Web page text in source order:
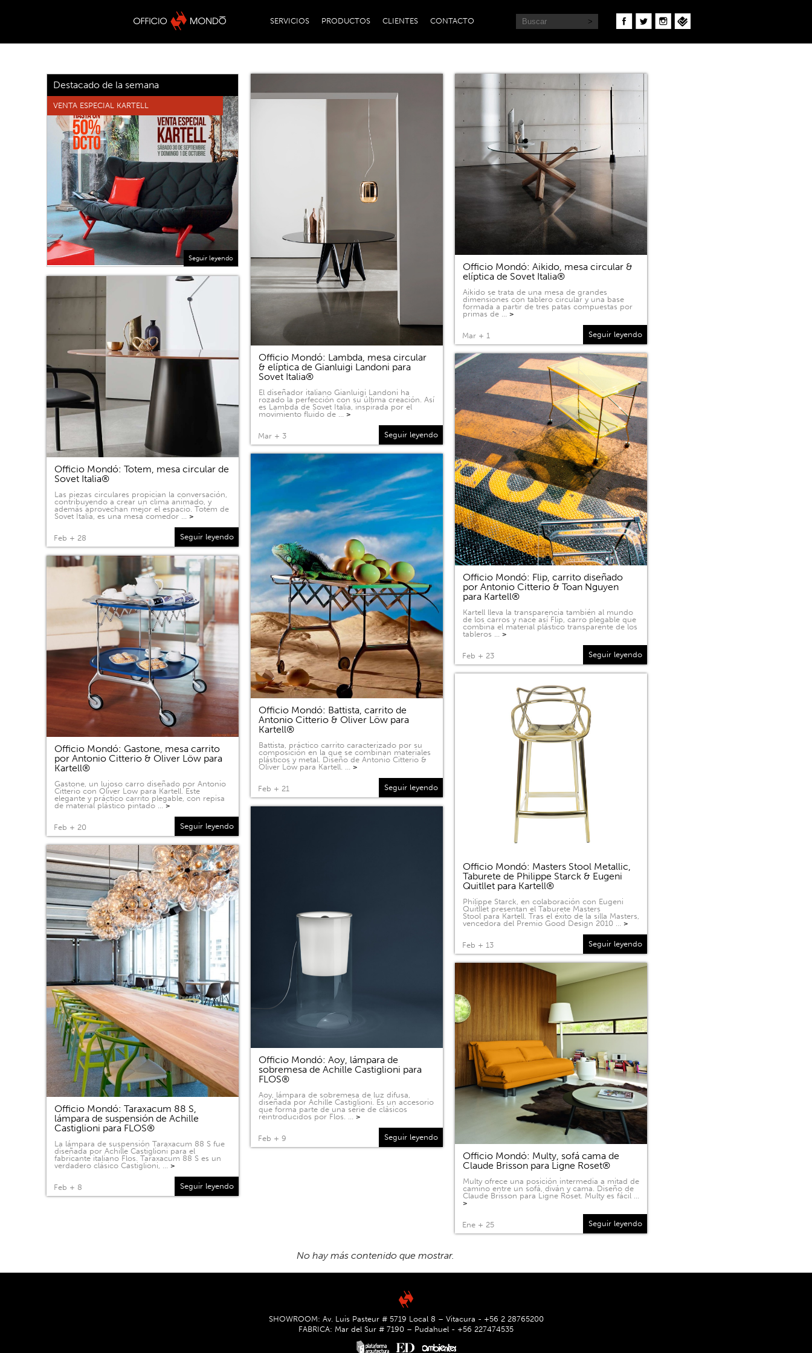
SERVICIOS PRODUCTOS CLIENTES CONTACTO
Destacado de la semana
VENTA ESPECIAL KARTELL
Seguir leyendo
Officio Mondó: Lambda, mesa circular
& elíptica de Gianluigi Landoni para
Sovet Italia®
El diseñador italiano Gianluigi Landoni ha
rozado la perfección con su última creación. Así
es Lambda de Sovet Italia, inspirada por el
movimiento fluido de … >
Mar + 3 Seguir leyendo
Officio Mondó: Aikido, mesa circular &
elíptica de Sovet Italia®
Aikido se trata de una mesa de grandes
dimensiones con tablero circular y una base
formada a partir de tres patas compuestas por
primas de … >
Mar + 1 Seguir leyendo
Officio Mondó: Totem, mesa circular de
Sovet Italia®
Las piezas circulares propician la conversación,
contribuyendo a crear un clima animado, y
además aprovechan mejor el espacio. Totem de
Sovet Italia, es una mesa comedor … >
Feb + 28 Seguir leyendo
Officio Mondó: Flip, carrito diseñado
por Antonio Citterio & Toan Nguyen
para Kartell®
Kartell lleva la transparencia también al mundo
de los carros y nace así Flip, carro plegable que
combina el material plástico transparente de los
tableros … >
Feb + 23 Seguir leyendo
Officio Mondó: Battista, carrito de
Antonio Citterio & Oliver Löw para
Kartell®
Battista, práctico carrito caracterizado por su
composición en la que se combinan materiales
plásticos y metal. Diseño de Antonio Citterio &
Oliver Löw para Kartell. … >
Feb + 21 Seguir leyendo
Officio Mondó: Gastone, mesa carrito
por Antonio Citterio & Oliver Löw para
Kartell®
Gastone, un lujoso carro diseñado por Antonio
Citterio con Oliver Low para Kartell. Este
elegante y práctico carrito plegable, con repisa
de material plástico pintado …>
Feb + 20 Seguir leyendo
Officio Mondó: Masters Stool Metallic,
Taburete de Philippe Starck & Eugeni
Quitllet para Kartell®
Philippe Starck, en colaboración con Eugeni
Quitllet presentan el Taburete Masters
Stool para Kartell. Tras el éxito de la silla Masters,
vencedora del Premio Good Design 2010 … >
Feb + 13 Seguir leyendo
Officio Mondó: Aoy, lámpara de
sobremesa de Achille Castiglioni para
FLOS®
Aoy, lámpara de sobremesa de luz difusa,
diseñada por Achille Castiglioni. Es un accesorio
que forma parte de una serie de clásicos
reintroducidos por Flos. … >
Feb + 9 Seguir leyendo
Officio Mondó: Taraxacum 88 S,
lámpara de suspensión de Achille
Castiglioni para FLOS®
La lámpara de suspensión Taraxacum 88 S fue
diseñada por Achille Castiglioni para el
fabricante italiano Flos. Taraxacum 88 S es un
verdadero clásico Castiglioni, … >
Feb + 8 Seguir leyendo
Officio Mondó: Multy, sofá cama de
Claude Brisson para Ligne Roset®
Multy ofrece una posición intermedia a mitad de
camino entre un sofá, diván y cama. Diseño de
Claude Brisson para Ligne Roset. Multy es fácil …
>
Ene + 25 Seguir leyendo
SHOWROOM: Av. Luis Pasteur # 5719 Local 8 – Vitacura - +56 2 28765200
FABRICA: Mar del Sur # 7190 – Pudahuel - +56 227474535